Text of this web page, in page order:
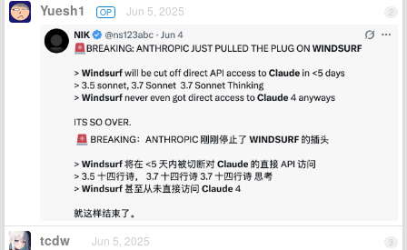
2
Yuesh1 OP Jun 5, 2025
3
tcdw Jun 5, 2025